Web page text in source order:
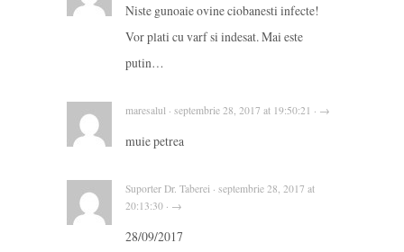
Niste gunoaie ovine ciobanesti infecte!
Vor plati cu varf si indesat. Mai este
putin…
maresalul · septembrie 28, 2017 at 19:50:21 · →
muie petrea
Suporter Dr. Taberei · septembrie 28, 2017 at
20:13:30 · →
28/09/2017